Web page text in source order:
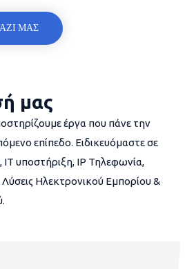
ΜΑΣ
μας
έργα που πάνε την
επίπεδο. Ειδικευόμαστε σε
IT υποστήριξη, IP Τηλεφωνία,
Ηλεκτρονικού Εμπορίου &